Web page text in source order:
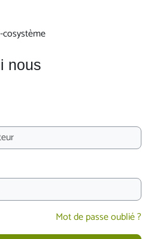
nous
Mot de passe oublié ?